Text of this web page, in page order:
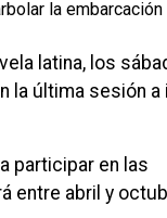
latina, los
la última sesión a
participar en las
entre abril y